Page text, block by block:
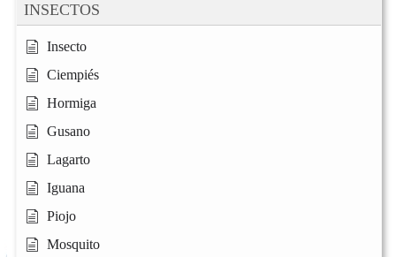
INSECTOS
Insecto
Ciempiés
Hormiga
Gusano
Lagarto
Iguana
Piojo
Mosquito